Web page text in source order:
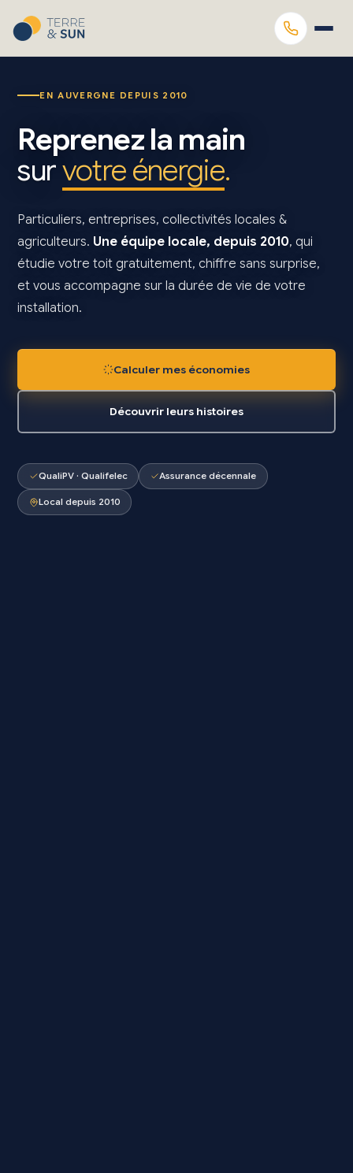
EN AUVERGNE DEPUIS 2010
Reprenez la main
survotre énergie.
Particuliers, entreprises, collectivités locales &
agriculteurs. Une équipe locale, depuis 2010, qui
étudie votre toit gratuitement, chiffre sans surprise,
et vous accompagne sur la durée de vie de votre
installation.
Calculer mes économies
Découvrir leurs histoires
QualiPV · Qualifelec Assurance décennale
Local depuis 2010